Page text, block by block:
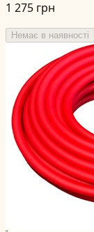
1 275 грн
Немає в наявності